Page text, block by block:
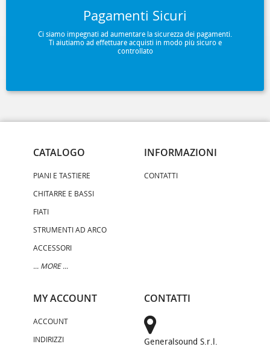
Pagamenti Sicuri
Ci siamo impegnati ad aumentare la sicurezza dei pagamenti.
Ti aiutiamo ad effettuare acquisti in modo più sicuro e
controllato
CATALOGO
PIANI E TASTIERE
CHITARRE E BASSI
FIATI
STRUMENTI AD ARCO
ACCESSORI
... MORE ...
INFORMAZIONI
CONTATTI
MY ACCOUNT
ACCOUNT
INDIRIZZI
CONTATTI
Generalsound S.r.l.